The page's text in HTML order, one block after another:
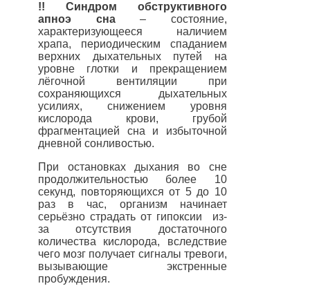
!! Синдром обструктивного
апноэ сна– состояние,
характеризующееся наличием
храпа, периодическим спаданием
верхних дыхательных путей на
уровне глотки и прекращением
лёгочной вентиляции при
сохраняющихся дыхательных
усилиях, снижением уровня
кислорода крови, грубой
фрагментацией сна и избыточной
дневной сонливостью.
При остановках дыхания во сне
продолжительностью более 10
секунд, повторяющихся от 5 до 10
раз в час, организм начинает
серьёзно страдать от гипоксии
из-
за отсутствия достаточного
количества кислорода, вследствие
чего мозг получает сигналы тревоги,
вызывающие экстренные
пробуждения.